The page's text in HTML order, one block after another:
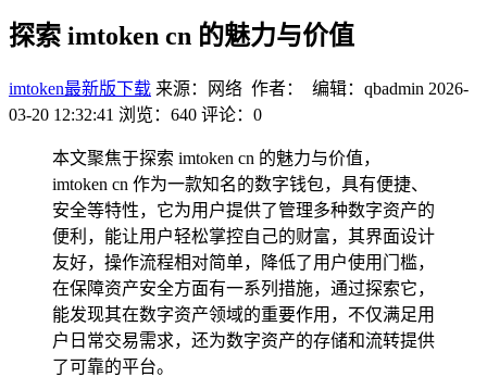
探索 imtoken cn 的魅力与价值
imtoken最新版下载 来源：网络 作者： 编辑：qbadmin 2026-
03-20 12:32:41 浏览：640 评论：0
本文聚焦于探索 imtoken cn 的魅力与价值，
imtoken cn 作为一款知名的数字钱包，具有便捷、
安全等特性，它为用户提供了管理多种数字资产的
便利，能让用户轻松掌控自己的财富，其界面设计
友好，操作流程相对简单，降低了用户使用门槛，
在保障资产安全方面有一系列措施，通过探索它，
能发现其在数字资产领域的重要作用，不仅满足用
户日常交易需求，还为数字资产的存储和流转提供
了可靠的平台。